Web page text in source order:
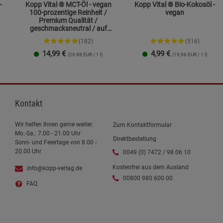
Kopp Vital ® MCT-Öl - vegan
100-prozentige Reinheit /
Premium Qualität /
geschmacksneutral / auf
Kokosölbasis
(182)
14,99 € (29,98 EUR / 1 l)
Kopp Vital ® Bio-Kokosöl -
vegan
(516)
4,99 € (19,96 EUR / 1 l)
Kontakt
Wir helfen Ihnen gerne weiter.
Mo.-Sa.: 7.00 - 21.00 Uhr
Sonn- und Feiertage von 8.00 -
20.00 Uhr
info@kopp-verlag.de
FAQ
Zum Kontaktformular
Direktbestellung
0049 (0) 7472 / 98 06 10
Kostenfrei aus dem Ausland
00800 980 600 00